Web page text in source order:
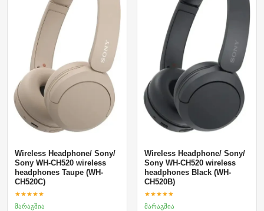
Wireless Headphone/ Sony/
Sony WH-CH520 wireless
headphones Taupe (WH-
CH520C)
★★★★★
მარაგშია
Wireless Headphone/ Sony/
Sony WH-CH520 wireless
headphones Black (WH-
CH520B)
★★★★★
მარაგშია